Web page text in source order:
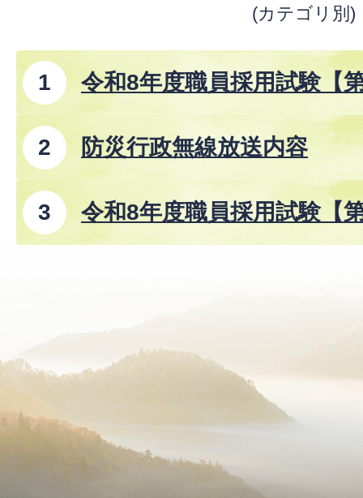
(カテゴリ別)
令和8年度職員採用試験【
防災行政無線放送内容
令和8年度職員採用試験【